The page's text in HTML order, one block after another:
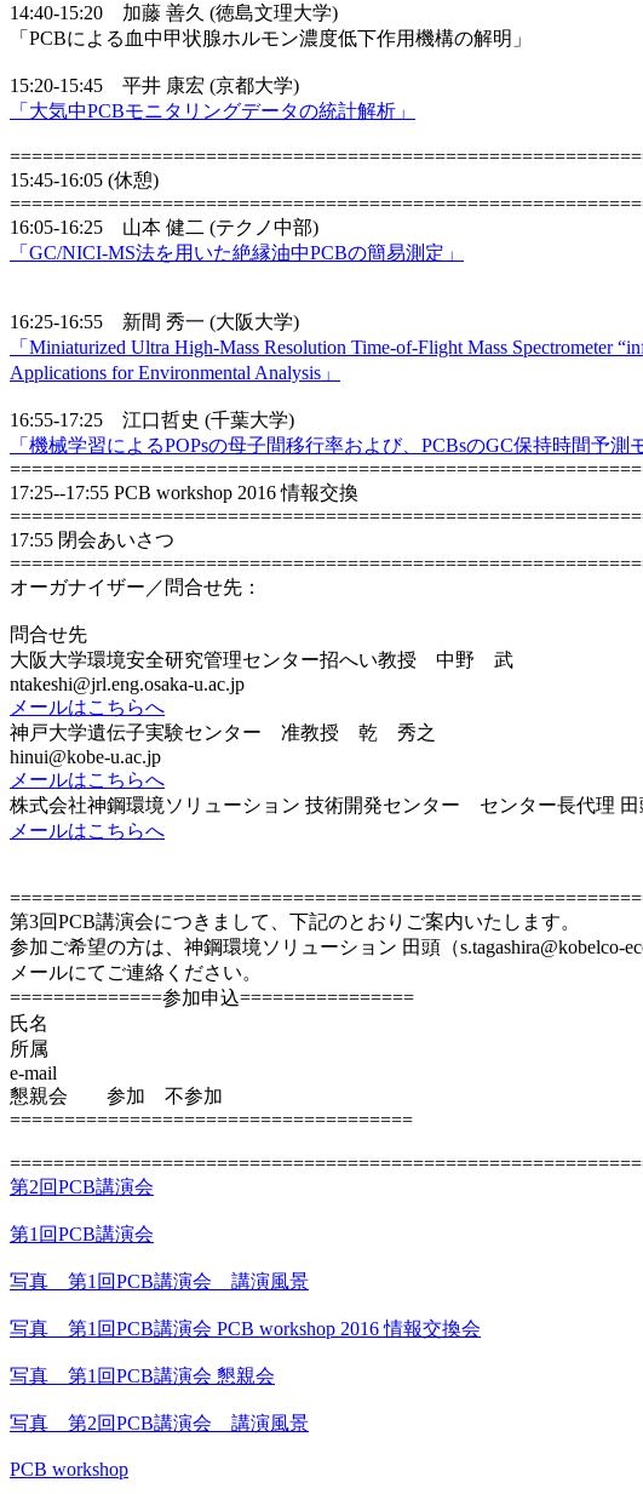
14:40-15:20 加藤 善久 (徳島文理大学)
「PCBによる血中甲状腺ホルモン濃度低下作用機構の解明」
15:20-15:45 平井 康宏 (京都大学)
「大気中PCBモニタリングデータの統計解析」
15:45-16:05 (休憩)
16:05-16:25 山本 健二 (テクノ中部)
「GC/NICI-MS法を用いた絶縁油中PCBの簡易測定」
16:25-16:55 新間 秀一 (大阪大学)
「Miniaturized Ultra High-Mass Resolution Time-of-Flight Mass Spectrometer
Applications for Environmental Analysis」
16:55-17:25 江口哲史 (千葉大学)
「機械学習によるPOPsの母子間移行率および、PCBsのGC保持時間予測
17:25--17:55 PCB workshop 2016 情報交換
17:55 閉会あいさつ
オーガナイザー／問合せ先：
問合せ先
大阪大学環境安全研究管理センター招へい教授 中野 武
ntakeshi@jrl.eng.osaka-u.ac.jp
メールはこちらへ
神戸大学遺伝子実験センター 准教授 乾 秀之
hinui@kobe-u.ac.jp
メールはこちらへ
株式会社神鋼環境ソリューション 技術開発センター センター長代理 田
メールはこちらへ
第3回PCB講演会につきまして、下記のとおりご案内いたします。
参加ご希望の方は、神鋼環境ソリューション 田頭（s.tagashira@kobelco-
メールにてご連絡ください。
==============参加申込================
氏名
所属
e-mail
懇親会 参加 不参加
=====================================
第2回PCB講演会
第1回PCB講演会
写真 第1回PCB講演会 講演風景
写真 第1回PCB講演会 PCB workshop 2016 情報交換会
写真 第1回PCB講演会 懇親会
写真 第2回PCB講演会 講演風景
PCB workshop